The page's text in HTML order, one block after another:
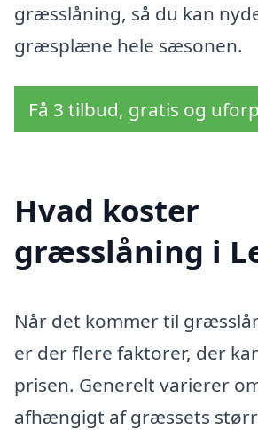
græsslåning, så du kan
græsplæne hele sæsonen.
Få 3 tilbud, gratis og
Hvad koster
græsslåning i
Når det kommer til
er der flere faktorer, der
prisen. Generelt varierer
afhængigt af græssets